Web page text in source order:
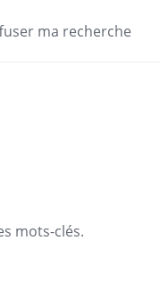
ma recherche
mots-clés.